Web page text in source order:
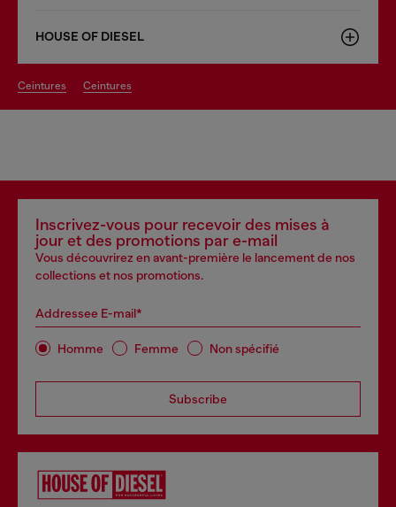
HOUSE OF DIESEL
ceintures ceintures
Inscrivez-vous pour recevoir des mises à
jour et des promotions par e-mail
Vous découvrirez en avant-première le lancement de nos
collections et nos promotions.
Addressee E-mail*
Homme Femme Non spécifié
Subscribe